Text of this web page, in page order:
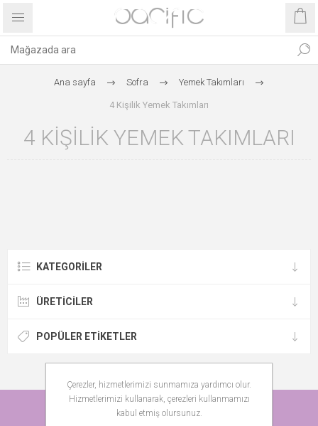
Ana sayfa Sofra Yemek Takımları
4 Kişilik Yemek Takımları
4 KIŞILIK YEMEK TAKIMLARI
KATEGORILER
ÜRETICILER
POPÜLER ETIKETLER
HABER BÜLTENI
Çerezler, hizmetlerimizi sunmamıza yardımcı olur.
Hizmetlerimizi kullanarak, çerezleri kullanmamızı
kabul etmiş olursunuz.